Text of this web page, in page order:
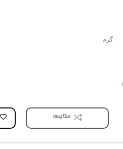
گرم
مقایسه